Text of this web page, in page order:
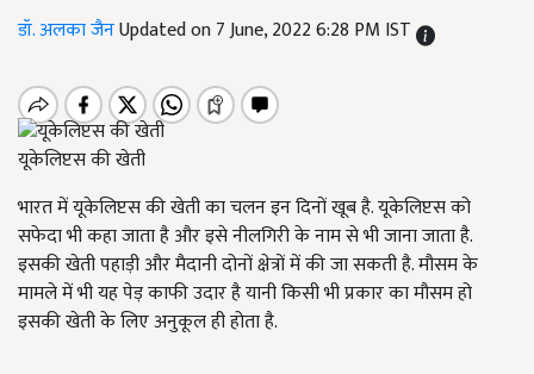
डॉ. अलका जैनUpdated on 7 June, 2022 6:28 PM IST
यूकेलिप्टस की खेती
भारत में यूकेलिप्टस की खेती का चलन इन दिनों खूब है. यूकेलिप्टस को
सफेदा भी कहा जाता है और इसे नीलगिरी के नाम से भी जाना जाता है.
इसकी खेती पहाड़ी और मैदानी दोनों क्षेत्रों में की जा सकती है. मौसम के
मामले में भी यह पेड़ काफी उदार है यानी किसी भी प्रकार का मौसम हो
इसकी खेती के लिए अनुकूल ही होता है.